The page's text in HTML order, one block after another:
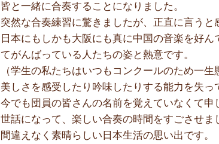
皆と一緒に合奏することになりました。
突然な合奏練習に驚きましたが、正直に言うと
日本にもしかも大阪にも真に中国の音楽を好
てがんばっている人たちの姿と熱意です。
（学生の私たちはいつもコンクールのため一
美しさを感受したり吟味したりする能力を失っ
今でも団員の皆さんの名前を覚えていなくて
世話になって、楽しい合奏の時間をすごさせま
間違えなく素晴らしい日本生活の思い出です。